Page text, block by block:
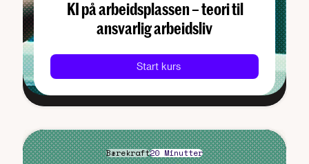
KI på arbeids­plassen – teori til
ansvarlig arbeidsliv
Start kurs
Bærekraft20 Minutter